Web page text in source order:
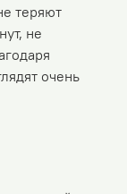
теряют
не
очень